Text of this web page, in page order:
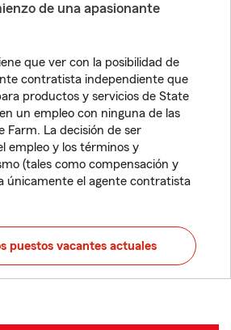
de una apasionante
que ver con la posibilidad de
contratista independiente que
productos y servicios de State
un empleo con ninguna de las
Farm. La decisión de ser
empleo y los términos y
(tales como compensación y
únicamente el agente contratista
puestos vacantes actuales